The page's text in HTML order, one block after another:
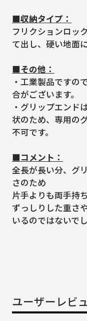
■収納タイプ：
フリクションロッ
て出し、硬い地面
■その他：
・工業製品ですの
合がございます。
・グリップエンド
状のため、専用の
不可です。
■コメント：
全長が長い分、グ
さのため
片手よりも両手持
ずっしりした重さ
いるのではないで
ユーザーレビ